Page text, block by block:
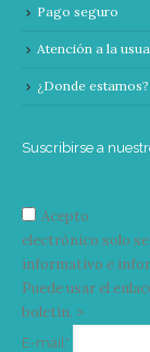
Pago seguro
Atención a la
¿Donde estamos?
Suscribirse a
Acepto
electrónico solo
informativo e
Puede usar el
boletín. >
E-mail*